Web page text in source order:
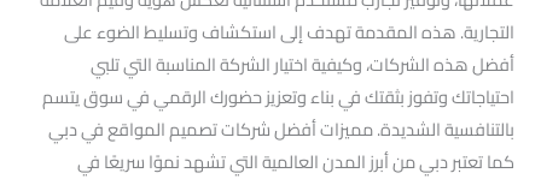
التجارية. هذه المقدمة تهدف إلى استكشاف وتسليط الضوء على
أفضل هذه الشركات، وكيفية اختيار الشركة المناسبة التي تلبي
احتياجاتك وتفوز بثقتك في بناء وتعزيز حضورك الرقمي في سوق يتسم
بالتنافسية الشديدة. مميزات أفضل شركات تصميم المواقع في دبي
كما تعتبر دبي من أبرز المدن العالمية التي تشهد نموًا سريعًا في